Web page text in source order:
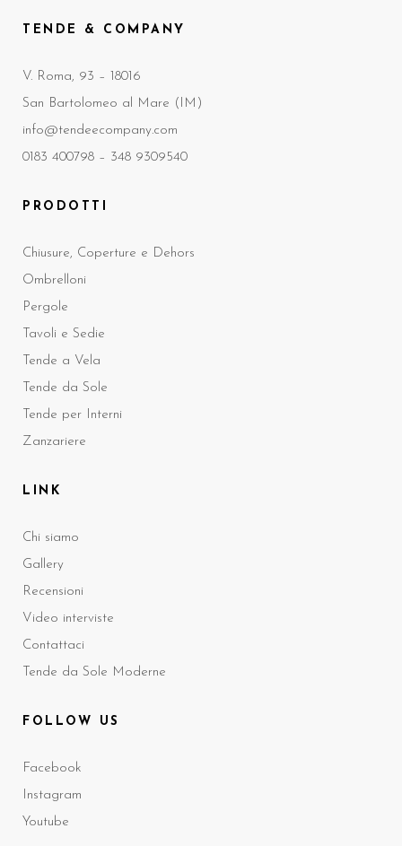
TENDE & COMPANY
V. Roma, 93 – 18016
San Bartolomeo al Mare (IM)
info@tendeecompany.com
0183 400798 – 348 9309540
PRODOTTI
Chiusure, Coperture e Dehors
Ombrelloni
Pergole
Tavoli e Sedie
Tende a Vela
Tende da Sole
Tende per Interni
Zanzariere
LINK
Chi siamo
Gallery
Recensioni
Video interviste
Contattaci
Tende da Sole Moderne
FOLLOW US
Facebook
Instagram
Youtube